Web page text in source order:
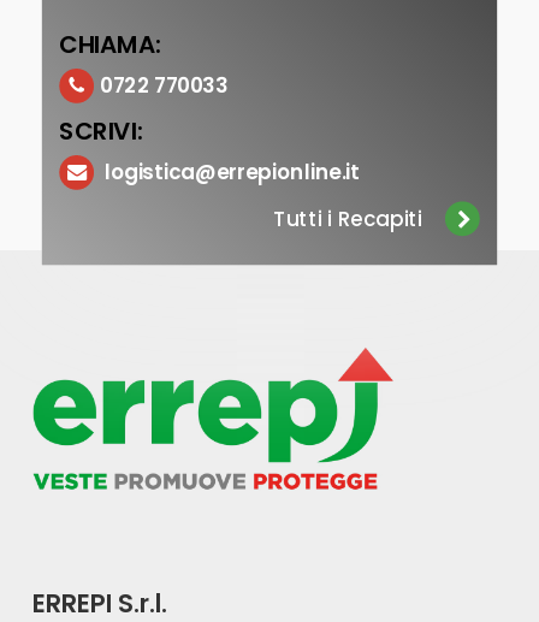
CHIAMA:
0722 770033
SCRIVI:
logistica@errepionline.it
Tutti i Recapiti
ERREPI S.r.l.